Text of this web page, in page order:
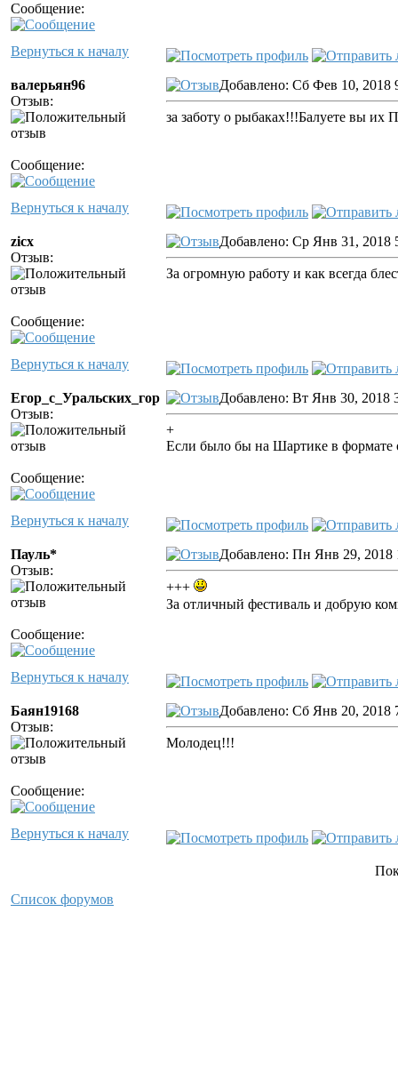
Сообщение:
Вернуться к началу
валерьян96
Отзыв:
Сообщение:
Добавлено: Сб Фев 10, 2018
за заботу о рыбаках!!!Балуете вы их
Вернуться к началу
zicx
Отзыв:
Сообщение:
Добавлено: Ср Янв 31, 2018
За огромную работу и как всегда
Вернуться к началу
Егор_с_Уральских_гор
Отзыв:
Сообщение:
Добавлено: Вт Янв 30, 2018
+
Если было бы на Шартике в формате
Вернуться к началу
Пауль*
Отзыв:
Сообщение:
Добавлено: Пн Янв 29, 2018
+++
За отличный фестиваль и добрую
Вернуться к началу
Баян19168
Отзыв:
Сообщение:
Добавлено: Сб Янв 20, 2018
Молодец!!!
Вернуться к началу
Список форумов